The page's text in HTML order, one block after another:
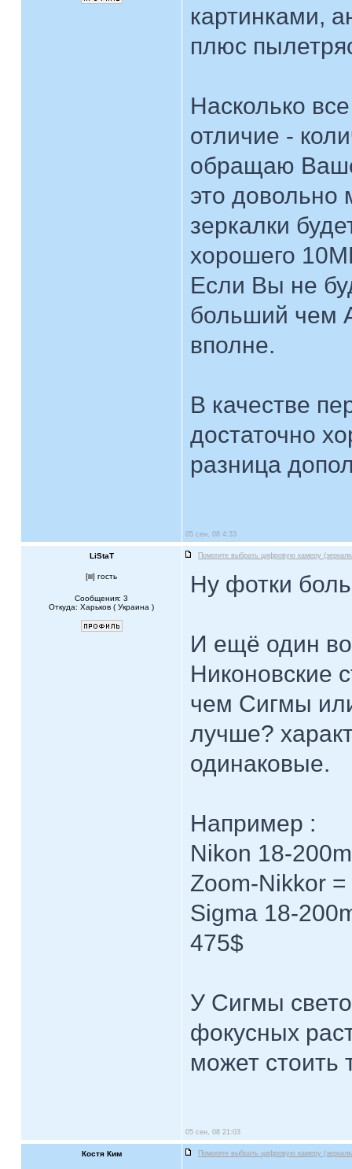
картинками,
плюс
Насколько
отличие -
обращаю
это довольно
зеркалки
хорошего
Если Вы не
больший чем
вполне.
В качестве
достаточно
разница
05 сен, 08 4:33
LiStaT Помогите выбрать цифровую камеру
[ ] гость
Сообщения: 3
Откуда: Харьков ( Украина )
Ну фотки
И ещё один
Никоновские
чем Сигмы
лучше?
одинаковые.
Например :
Nikon 18-
Zoom-Nikkor
Sigma 18-
475$
У Сигмы
фокусных
может стоить
05 сен, 08 21:03
Костя Ким Помогите выбрать цифровую камеру